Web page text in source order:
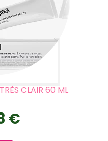
CLAIR 60 ML
€